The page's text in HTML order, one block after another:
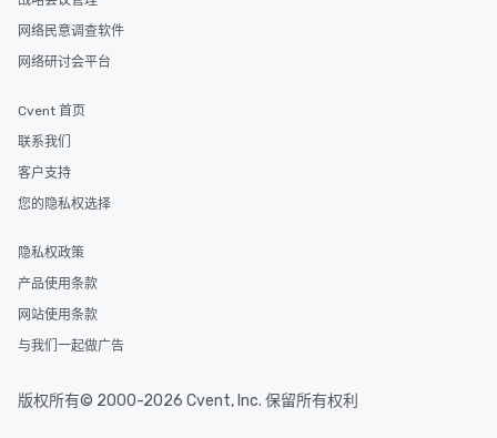
网络民意调查软件
网络研讨会平台
Cvent 首页
联系我们
客户支持
您的隐私权选择
隐私权政策
产品使用条款
网站使用条款
与我们一起做广告
版权所有© 2000-2026 Cvent, Inc. 保留所有权利